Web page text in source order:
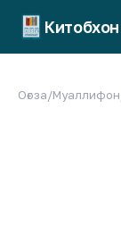
Китобхон
Оғоза/Муаллифон